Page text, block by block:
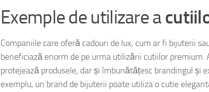
Exemple de utilizare a
Companiile care oferă cadouri de lux, cum ar fi bijuterii
beneficiază enorm de pe urma utilizării cutiilor premium.
protejează produsele, dar și îmbunătățesc brandingul și
exemplu, un brand de bijuterii poate utiliza o cutie